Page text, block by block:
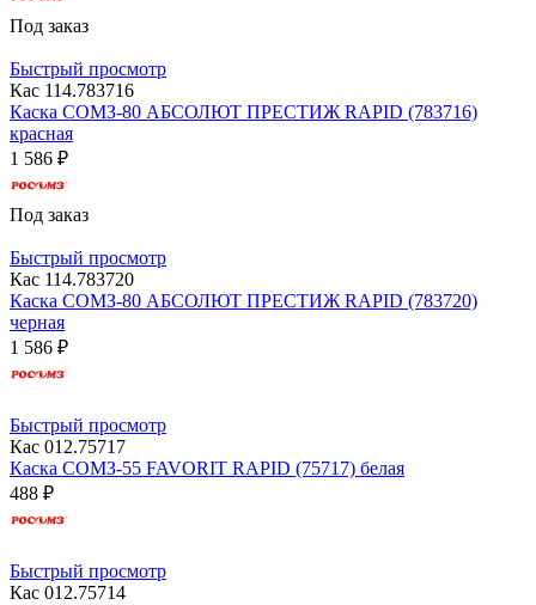
Под заказ
Быстрый просмотр
Кас 114.783716
Каска СОМЗ-80 АБСОЛЮТ ПРЕСТИЖ RAPID (783716)
красная
1 586 ₽
Под заказ
Быстрый просмотр
Кас 114.783720
Каска СОМЗ-80 АБСОЛЮТ ПРЕСТИЖ RAPID (783720)
черная
1 586 ₽
Быстрый просмотр
Кас 012.75717
Каска СОМЗ-55 FAVORIT RAPID (75717) белая
488 ₽
Быстрый просмотр
Кас 012.75714